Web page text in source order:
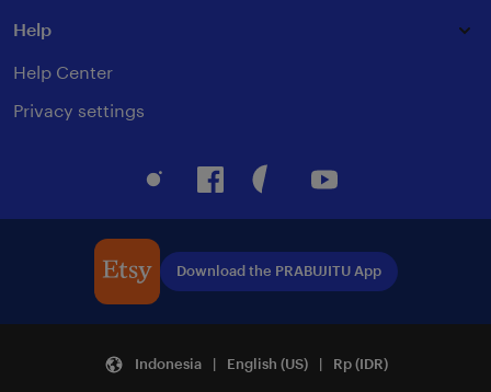
Help
Help Center
Privacy settings
InstagramFacebookPinterest
Download the PRABUJITU App
Indonesia | English (US) | Rp (IDR)